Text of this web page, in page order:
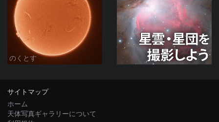
のくとす
サイトマップ
ホーム
天体写真ギャラリーについて